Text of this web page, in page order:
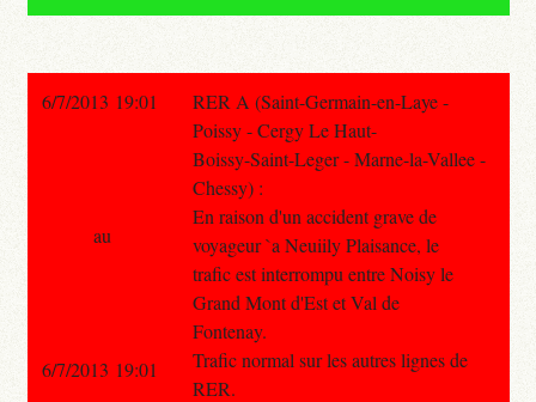
6/7/2013 19:01
RER A (Saint-Germain-en-Laye -
Poissy - Cergy Le Haut-
Boissy-Saint-Leger - Marne-la-Vallee -
Chessy) :
En raison d'un accident grave de
voyageur `a Neuiily Plaisance, le
trafic est interrompu entre Noisy le
Grand Mont d'Est et Val de
Fontenay.
Trafic normal sur les autres lignes de
RER.
au
6/7/2013 19:01